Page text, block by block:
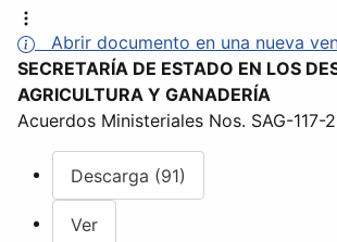
Abrir documento en una nueva
SECRETARÍA DE ESTADO EN LOS
AGRICULTURA Y GANADERÍA
Acuerdos Ministeriales Nos. SAG-117-
Descarga (91)
Ver